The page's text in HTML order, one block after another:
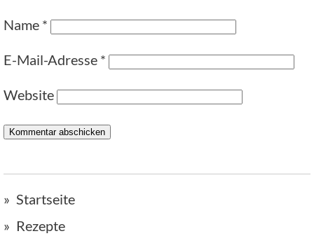
Name *
E-Mail-Adresse *
Website
Startseite
Rezepte